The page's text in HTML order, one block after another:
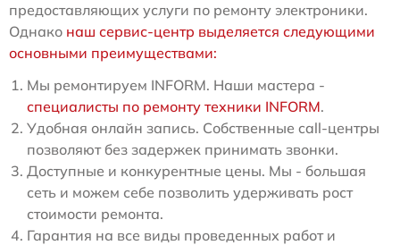
предоставляющих услуги по ремонту электроники.
Однако наш сервис-центр выделяется следующими
основными преимуществами:
Мы ремонтируем INFORM. Наши мастера -
специалисты по ремонту техники INFORM.
Удобная онлайн запись. Собственные call-центры
позволяют без задержек принимать звонки.
Доступные и конкурентные цены. Мы - большая
сеть и можем себе позволить удерживать рост
стоимости ремонта.
Гарантия на все виды проведенных работ и